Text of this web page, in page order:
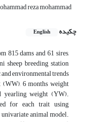
reza mohammad
چکیده
English
815 dams and 61 sires,
sheep breeding station
environmental trends
6 months weight
yearling weight (YW).
for each trait using
animal model.